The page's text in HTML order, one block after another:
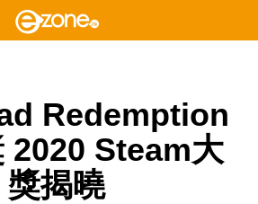
Redemption
2020 Steam大
獎揭曉